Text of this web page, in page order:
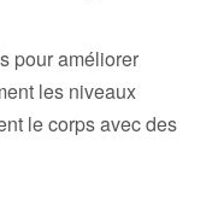
pour améliorer
les niveaux
le corps avec des